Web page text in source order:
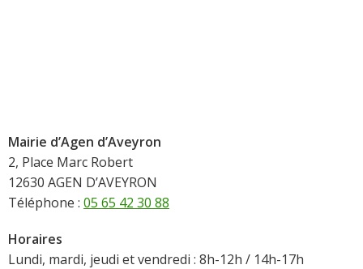
Mairie d’Agen d’Aveyron
2, Place Marc Robert
12630 AGEN D’AVEYRON
Téléphone : 05 65 42 30 88
Horaires
Lundi, mardi, jeudi et vendredi : 8h-12h / 14h-17h